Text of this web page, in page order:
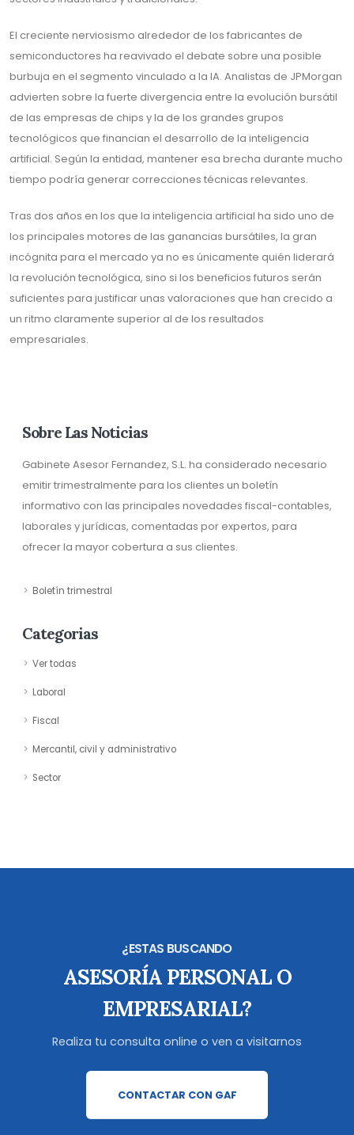
El creciente nerviosismo alrededor de los fabricantes de
semiconductores ha reavivado el debate sobre una posible
burbuja en el segmento vinculado a la IA. Analistas de JPMorgan
advierten sobre la fuerte divergencia entre la evolución bursátil
de las empresas de chips y la de los grandes grupos
tecnológicos que financian el desarrollo de la inteligencia
artificial. Según la entidad, mantener esa brecha durante mucho
tiempo podría generar correcciones técnicas relevantes.
Tras dos años en los que la inteligencia artificial ha sido uno de
los principales motores de las ganancias bursátiles, la gran
incógnita para el mercado ya no es únicamente quién liderará
la revolución tecnológica, sino si los beneficios futuros serán
suficientes para justificar unas valoraciones que han crecido a
un ritmo claramente superior al de los resultados
empresariales.
Sobre Las Noticias
Gabinete Asesor Fernandez, S.L. ha considerado necesario
emitir trimestralmente para los clientes un boletín
informativo con las principales novedades fiscal-contables,
laborales y jurídicas, comentadas por expertos, para
ofrecer la mayor cobertura a sus clientes.
Boletín trimestral
Categorias
Ver todas
Laboral
Fiscal
Mercantil, civil y administrativo
Sector
¿ESTAS BUSCANDO
ASESORÍA PERSONAL O
EMPRESARIAL?
Realiza tu consulta online o ven a visitarnos
CONTACTAR CON GAF